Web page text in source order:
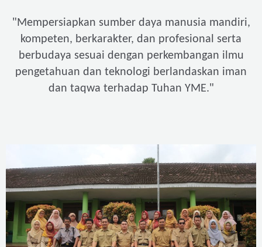
"Mempersiapkan sumber daya manusia mandiri,
kompeten, berkarakter, dan profesional serta
berbudaya sesuai dengan perkembangan ilmu
pengetahuan dan teknologi berlandaskan iman
dan taqwa terhadap Tuhan YME."